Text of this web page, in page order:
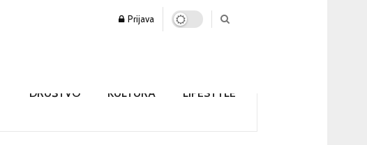
Prijava
DRUŠTVO KULTURA LIFESTYLE